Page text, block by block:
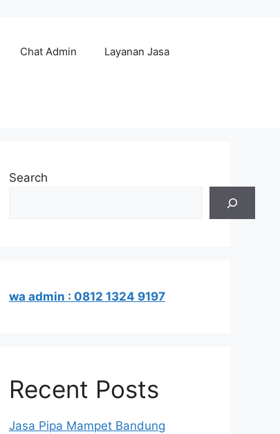
Chat Admin Layanan Jasa
Search
wa admin : 0812 1324 9197
Recent Posts
Jasa Pipa Mampet Bandung